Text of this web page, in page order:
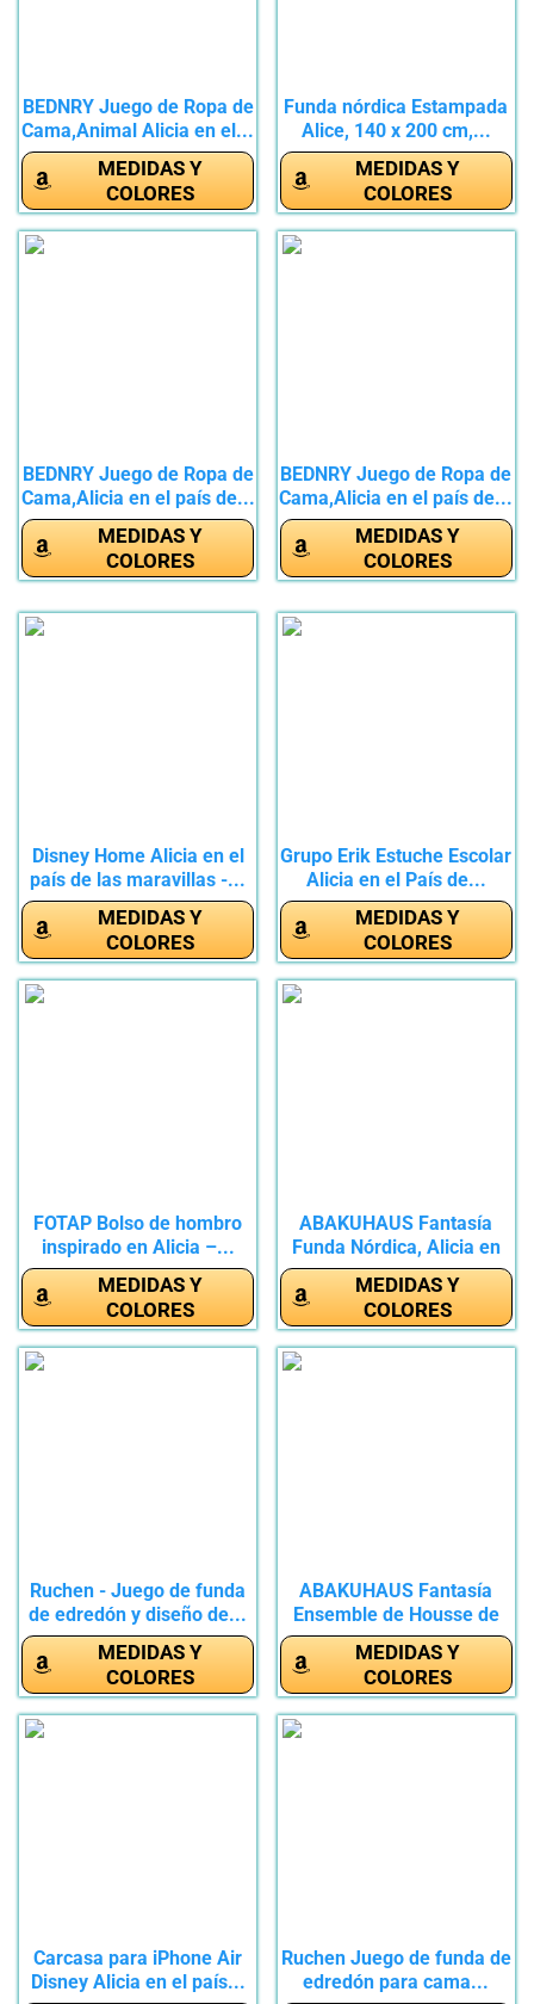
BEDNRY Juego de Ropa de
Cama,Animal Alicia en el...
MEDIDAS Y
COLORES
Funda nórdica Estampada
Alice, 140 x 200 cm,...
MEDIDAS Y
COLORES
BEDNRY Juego de Ropa de
Cama,Alicia en el país de...
MEDIDAS Y
COLORES
BEDNRY Juego de Ropa de
Cama,Alicia en el país de...
MEDIDAS Y
COLORES
Disney Home Alicia en el
país de las maravillas -...
MEDIDAS Y
COLORES
Grupo Erik Estuche Escolar
Alicia en el País de...
MEDIDAS Y
COLORES
FOTAP Bolso de hombro
inspirado en Alicia –...
MEDIDAS Y
COLORES
ABAKUHAUS Fantasía
Funda Nórdica, Alicia en
el...
MEDIDAS Y
COLORES
Ruchen - Juego de funda
de edredón y diseño de...
MEDIDAS Y
COLORES
ABAKUHAUS Fantasía
Ensemble de Housse de
Couette,...
MEDIDAS Y
COLORES
Carcasa para iPhone Air
Disney Alicia en el país...
Ruchen Juego de funda de
edredón para cama...